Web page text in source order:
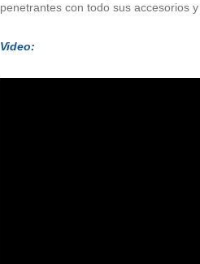
penetrantes con todo sus accesorios
Video: